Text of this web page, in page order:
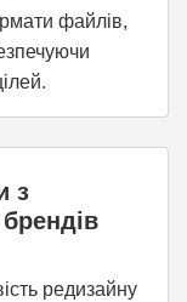
файлів,
з
редизайну